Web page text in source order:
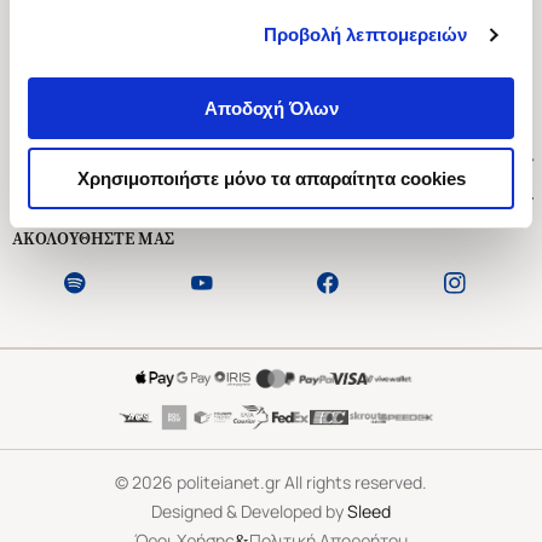
Προβολή λεπτομερειών
Αποδοχή Όλων
Χρησιμοποιήστε μόνο τα απαραίτητα cookies
Ασκληπιού 1-3, Αθήνα 106 79
Δευτέρα - Παρασκευή 09:00-21:00
Εξυπηρέτηση Πελατών
ΑΚΟΛΟΥΘΗΣΤΕ ΜΑΣ
©2026 politeianet.gr All rights reserved.
Designed & Developed bySleed